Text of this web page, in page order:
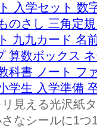
入学セット 数
のさし 三角定
九九カード 名
算数ボックス
科書 ノート フ
学生 入学準備
見える光沢紙
なシールに1